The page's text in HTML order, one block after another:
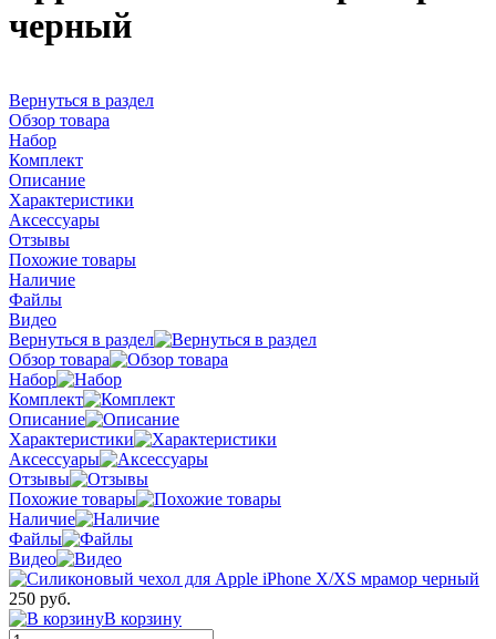
черный
Вернуться в раздел
Обзор товара
Набор
Комплект
Описание
Характеристики
Аксессуары
Отзывы
Похожие товары
Наличие
Файлы
Видео
Вернуться в раздел
Обзор товара
Набор
Комплект
Описание
Характеристики
Аксессуары
Отзывы
Похожие товары
Наличие
Файлы
Видео
250 руб.
В корзину